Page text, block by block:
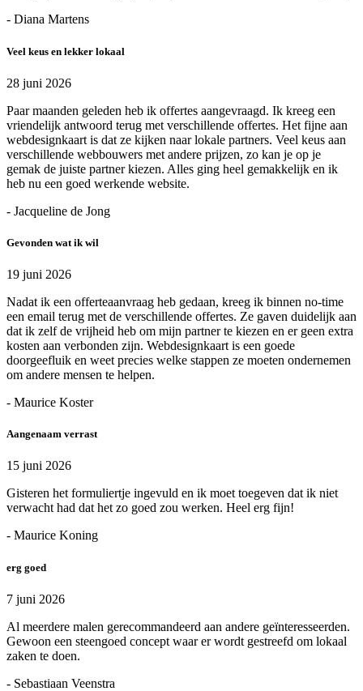
- Diana Martens
Veel keus en lekker lokaal
28 juni 2026
Paar maanden geleden heb ik offertes aangevraagd. Ik kreeg een
vriendelijk antwoord terug met verschillende offertes. Het fijne aan
webdesignkaart is dat ze kijken naar lokale partners. Veel keus aan
verschillende webbouwers met andere prijzen, zo kan je op je
gemak de juiste partner kiezen. Alles ging heel gemakkelijk en ik
heb nu een goed werkende website.
- Jacqueline de Jong
Gevonden wat ik wil
19 juni 2026
Nadat ik een offerteaanvraag heb gedaan, kreeg ik binnen no-time
een email terug met de verschillende offertes. Ze gaven duidelijk aan
dat ik zelf de vrijheid heb om mijn partner te kiezen en er geen extra
kosten aan verbonden zijn. Webdesignkaart is een goede
doorgeefluik en weet precies welke stappen ze moeten ondernemen
om andere mensen te helpen.
- Maurice Koster
Aangenaam verrast
15 juni 2026
Gisteren het formuliertje ingevuld en ik moet toegeven dat ik niet
verwacht had dat het zo goed zou werken. Heel erg fijn!
- Maurice Koning
erg goed
7 juni 2026
Al meerdere malen gerecommandeerd aan andere geïnteresseerden.
Gewoon een steengoed concept waar er wordt gestreefd om lokaal
zaken te doen.
- Sebastiaan Veenstra